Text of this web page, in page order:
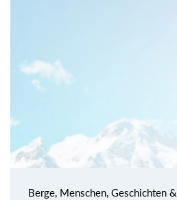
Berge, Menschen, Geschichten